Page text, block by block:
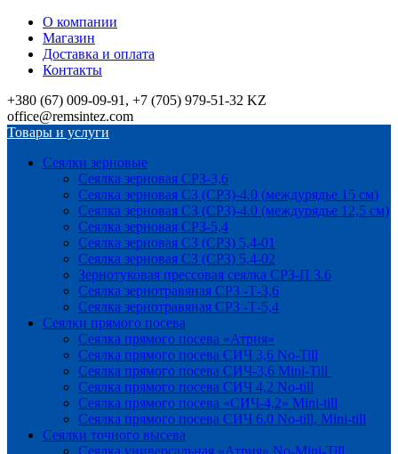
О компании
Магазин
Доставка и оплата
Контакты
+380 (67) 009-09-91, +7 (705) 979-51-32 KZ
office@remsintez.com
Товары и услуги
Сеялки зерновые
Сеялка зерновая СРЗ-3,6
Сеялка зерновая СЗ (СРЗ)-4.0 (междурядье 15 см)
Сеялка зерновая СЗ (СРЗ)-4.0 (междурядье 12,5 см)
Сеялка зерновая СРЗ-5,4
Сеялка зерновая СЗ (СРЗ) 5,4-01
Сеялка зерновая СЗ (СРЗ) 5,4-02
Зернотуковая прессовая сеялка СРЗ-П 3.6
Сеялка зернотравяная СРЗ -Т-3,6
Сеялка зернотравяная СРЗ -Т-5,4
Сеялки прямого посева
Сеялка прямого посева «Атрия»
Сеялка прямого посева СИЧ 3,6 No-Till
Сеялка прямого посева СИЧ-3,6 Mini-Till
Сеялка прямого посева СИЧ 4,2 No-till
Сеялка прямого посева «СИЧ-4,2» Mini-till
Сеялка прямого посева СИЧ 6.0 No-till, Mini-till
Сеялки точного высева
Сеялка универсальная «Атрия» No-Mini-Till